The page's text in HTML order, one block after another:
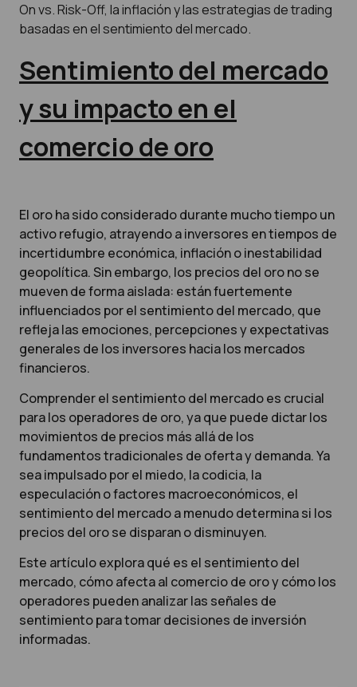
On vs. Risk-Off, la inflación y las estrategias de trading
basadas en el sentimiento del mercado.
Sentimiento del mercado
y su impacto en el
comercio de oro
El oro ha sido considerado durante mucho tiempo un
activo refugio, atrayendo a inversores en tiempos de
incertidumbre económica, inflación o inestabilidad
geopolítica. Sin embargo, los precios del oro no se
mueven de forma aislada: están fuertemente
influenciados por el sentimiento del mercado, que
refleja las emociones, percepciones y expectativas
generales de los inversores hacia los mercados
financieros.
Comprender el sentimiento del mercado es crucial
para los operadores de oro, ya que puede dictar los
movimientos de precios más allá de los
fundamentos tradicionales de oferta y demanda. Ya
sea impulsado por el miedo, la codicia, la
especulación o factores macroeconómicos, el
sentimiento del mercado a menudo determina si los
precios del oro se disparan o disminuyen.
Este artículo explora qué es el sentimiento del
mercado, cómo afecta al comercio de oro y cómo los
operadores pueden analizar las señales de
sentimiento para tomar decisiones de inversión
informadas.